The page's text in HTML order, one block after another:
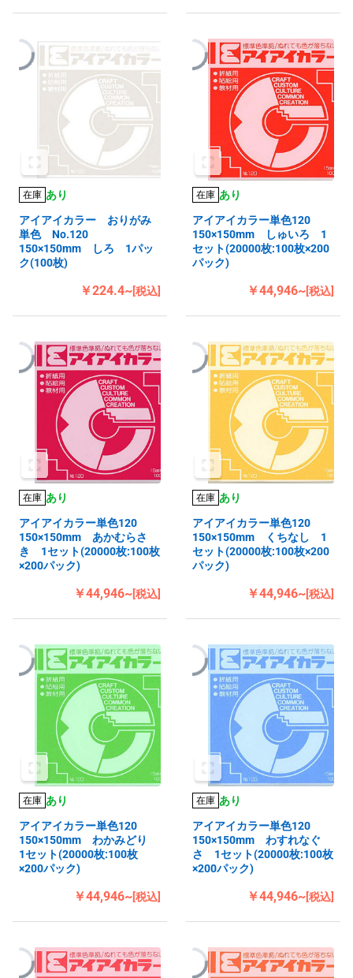
在庫 あり
アイアイカラー おりがみ
単色 No.120
150×150mm しろ 1パッ
ク(100枚)
￥224.4~[税込]
在庫 あり
アイアイカラー単色120
150×150mm しゅいろ 1
セット(20000枚:100枚×200
パック)
￥44,946~[税込]
在庫 あり
アイアイカラー単色120
150×150mm あかむらさ
き 1セット(20000枚:100枚
×200パック)
￥44,946~[税込]
在庫 あり
アイアイカラー単色120
150×150mm くちなし 1
セット(20000枚:100枚×200
パック)
￥44,946~[税込]
在庫 あり
アイアイカラー単色120
150×150mm わかみどり
1セット(20000枚:100枚
×200パック)
￥44,946~[税込]
在庫 あり
アイアイカラー単色120
150×150mm わすれなぐ
さ 1セット(20000枚:100枚
×200パック)
￥44,946~[税込]